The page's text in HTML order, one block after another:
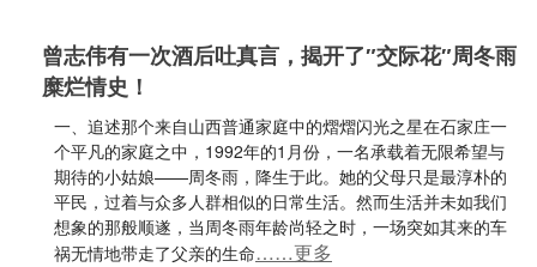
曾志伟有一次酒后吐真言，揭开了″交际花″周冬雨
糜烂情史！
一、追述那个来自山西普通家庭中的熠熠闪光之星在石家庄一
个平凡的家庭之中，1992年的1月份，一名承载着无限希望与
期待的小姑娘——周冬雨，降生于此。她的父母只是最淳朴的
平民，过着与众多人群相似的日常生活。然而生活并未如我们
想象的那般顺遂，当周冬雨年龄尚轻之时，一场突如其来的车
祸无情地带走了父亲的生命……更多